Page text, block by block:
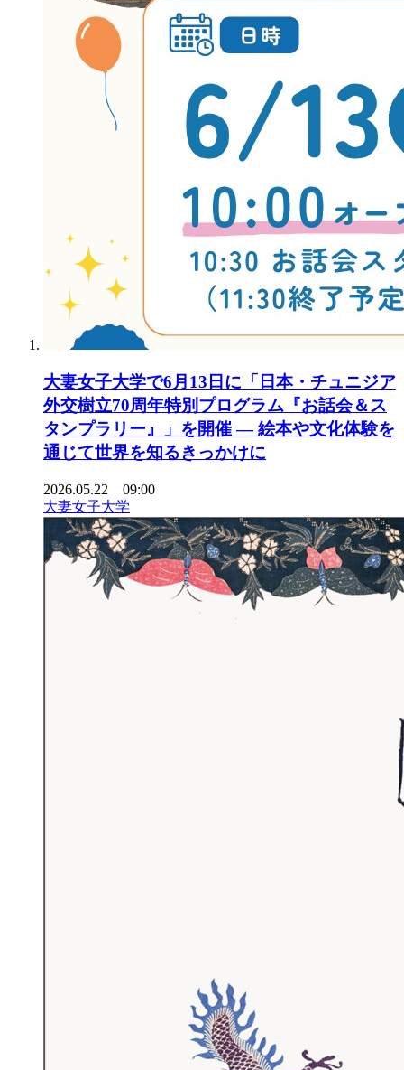
大妻女子大学で6月13日に「日本・チュニジア
外交樹立70周年特別プログラム『お話会＆ス
タンプラリー』」を開催 ― 絵本や文化体験を
通じて世界を知るきっかけに
2026.05.22 09:00
大妻女子大学